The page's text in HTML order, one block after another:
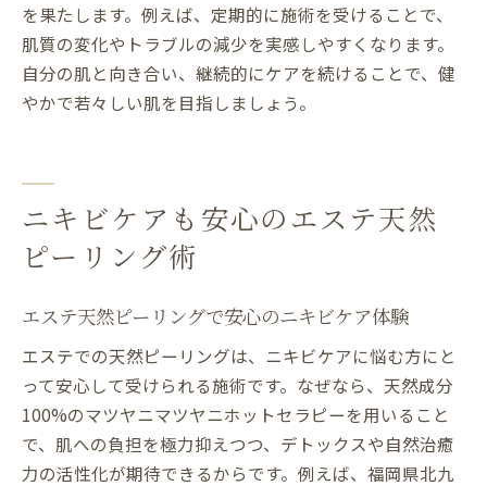
を果たします。例えば、定期的に施術を受けることで、
肌質の変化やトラブルの減少を実感しやすくなります。
自分の肌と向き合い、継続的にケアを続けることで、健
やかで若々しい肌を目指しましょう。
ニキビケアも安心のエステ天然
ピーリング術
エステ天然ピーリングで安心のニキビケア体験
エステでの天然ピーリングは、ニキビケアに悩む方にと
って安心して受けられる施術です。なぜなら、天然成分
100%のマツヤニマツヤニホットセラピーを用いること
で、肌への負担を極力抑えつつ、デトックスや自然治癒
力の活性化が期待できるからです。例えば、福岡県北九